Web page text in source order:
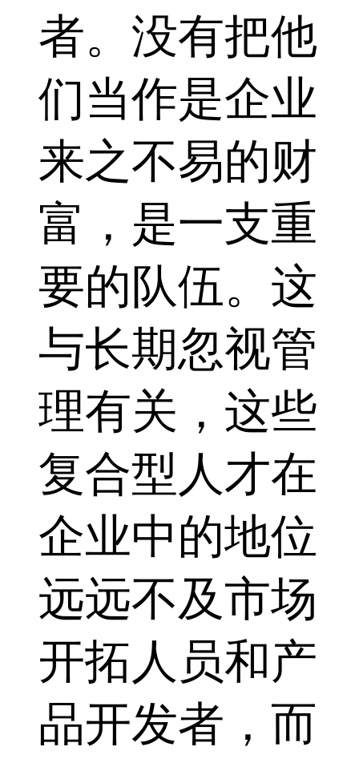
者。没有把他
们当作是企业
来之不易的财
富，是一支重
要的队伍。这
与长期忽视管
理有关，这些
复合型人才在
企业中的地位
远远不及市场
开拓人员和产
品开发者，而